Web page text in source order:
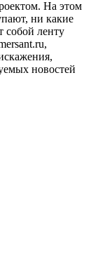
На этом
ни какие
собой ленту
новостей